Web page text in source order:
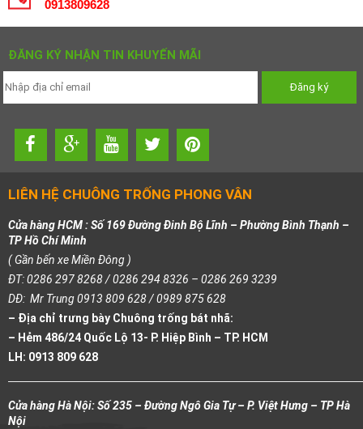
0913809628
ĐĂNG KÝ NHẬN TIN KHUYẾN MÃI
LIÊN HỆ CHUÔNG TRỐNG PHONG VÂN
Cửa hàng HCM : Số 169 Đường Đinh Bộ Lĩnh – Phường Bình Thạnh –
TP Hồ Chí Minh
( Gần bến xe Miền Đông )
ĐT: 0286 297 8268 / 0286 294 8326 – 0286 269 3239
DĐ: Mr Trung 0913 809 628 / 0989 875 628
– Địa chỉ trưng bày Chuông trống bát nhã:
– Hẻm 486/24 Quốc Lộ 13- P. Hiệp Bình – TP. HCM
LH: 0913 809 628
Cửa hàng Hà Nội: Số 235 – Đường Ngô Gia Tự – P. Việt Hưng – TP Hà
Nội